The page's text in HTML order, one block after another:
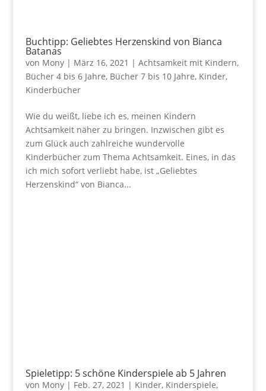
Buchtipp: Geliebtes Herzenskind von Bianca
Batanas
von Mony| März 16, 2021 | Achtsamkeit mit Kindern,
Bücher 4 bis 6 Jahre, Bücher 7 bis 10 Jahre, Kinder,
Kinderbücher
Wie du weißt, liebe ich es, meinen Kindern
Achtsamkeit näher zu bringen. Inzwischen gibt es
zum Glück auch zahlreiche wundervolle
Kinderbücher zum Thema Achtsamkeit. Eines, in das
ich mich sofort verliebt habe, ist „Geliebtes
Herzenskind“ von Bianca...
Spieletipp: 5 schöne Kinderspiele ab 5 Jahren
von Mony| Feb. 27, 2021 | Kinder, Kinderspiele,